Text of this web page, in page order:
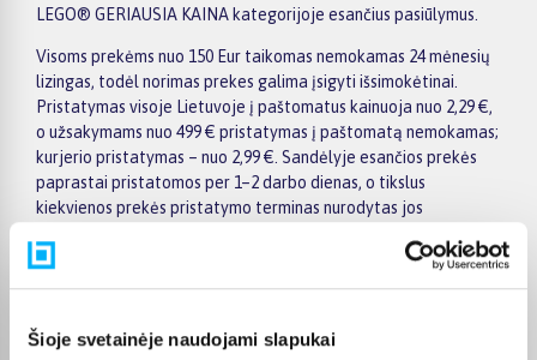
Šioje svetainėje naudojami slapukai
LEGO® GERIAUSIA KAINA kategorijoje esančius pasiūlymus.
Visoms prekėms nuo 150 Eur taikomas nemokamas 24 mėnesių
lizingas, todėl norimas prekes galima įsigyti išsimokėtinai.
Pristatymas visoje Lietuvoje į paštomatus kainuoja nuo 2,29 €,
o užsakymams nuo 499 € pristatymas į paštomatą nemokamas;
kurjerio pristatymas – nuo 2,99 €. Sandėlyje esančios prekės
paprastai pristatomos per 1–2 darbo dienas, o tikslus
kiekvienos prekės pristatymo terminas nurodytas jos
Tinkamą prekę iš LEGO® GERIAUSIA KAINA kategorijos
užsakymą atsiimti patys, atitinkamai pažymėtas prekes
galėsite atsiimti mūsų biure Kaune.